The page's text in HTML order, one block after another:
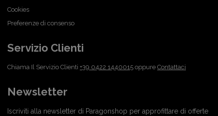
Cookies
Preferenze di consenso
Servizio Clienti
Chiama Il Servizio Clienti +39 0422 1440015 oppure Contattaci
Newsletter
Iscriviti alla newsletter di Paragonshop per approfittare di offerte